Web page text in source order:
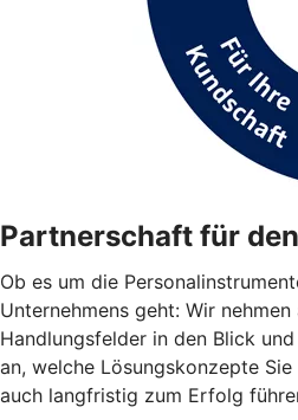
Partnerschaft für
Ob es um die
Unternehmens geht: Wir
Handlungsfelder in den Blick
an, welche Lösungskonzepte
auch langfristig zum Erfolg